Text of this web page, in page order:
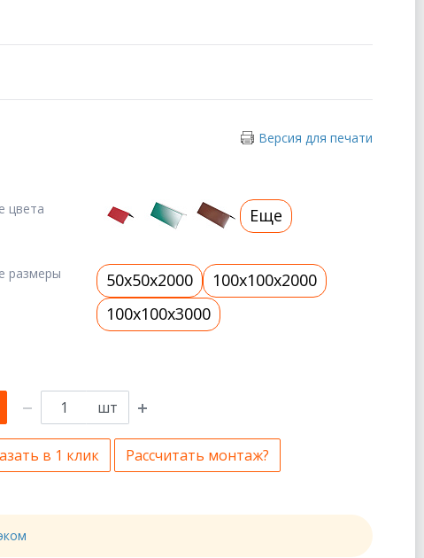
Версия для печати
цвета Еще
размеры 50x50x2000
100x100x2000
100x100x3000
шт
в 1 клик Рассчитать монтаж?